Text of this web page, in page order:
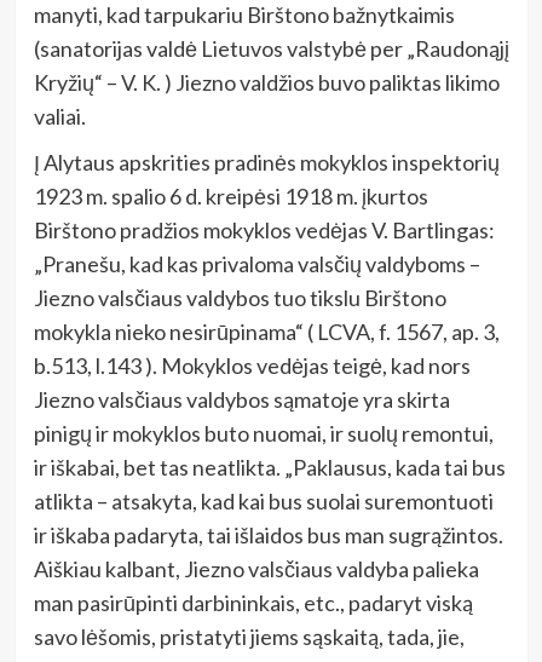
manyti, kad tarpukariu Birštono bažnytkaimis
(sanatorijas valdė Lietuvos valstybė per „Raudonąjį
Kryžių“ – V. K. ) Jiezno valdžios buvo paliktas likimo
valiai.
Į Alytaus apskrities pradinės mokyklos inspektorių
1923 m. spalio 6 d. kreipėsi 1918 m. įkurtos
Birštono pradžios mokyklos vedėjas V. Bartlingas:
„Pranešu, kad kas privaloma valsčių valdyboms –
Jiezno valsčiaus valdybos tuo tikslu Birštono
mokykla nieko nesirūpinama“ ( LCVA, f. 1567, ap. 3,
b.513, l.143 ). Mokyklos vedėjas teigė, kad nors
Jiezno valsčiaus valdybos sąmatoje yra skirta
pinigų ir mokyklos buto nuomai, ir suolų remontui,
ir iškabai, bet tas neatlikta. „Paklausus, kada tai bus
atlikta – atsakyta, kad kai bus suolai suremontuoti
ir iškaba padaryta, tai išlaidos bus man sugrąžintos.
Aiškiau kalbant, Jiezno valsčiaus valdyba palieka
man pasirūpinti darbininkais, etc., padaryt viską
savo lėšomis, pristatyti jiems sąskaitą, tada, jie,